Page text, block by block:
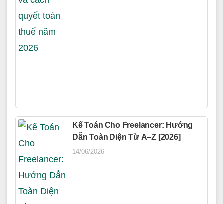
Kế Toán Cho Freelancer: Hướng
Dẫn Toàn Diện Từ A–Z [2026]
14/06/2026